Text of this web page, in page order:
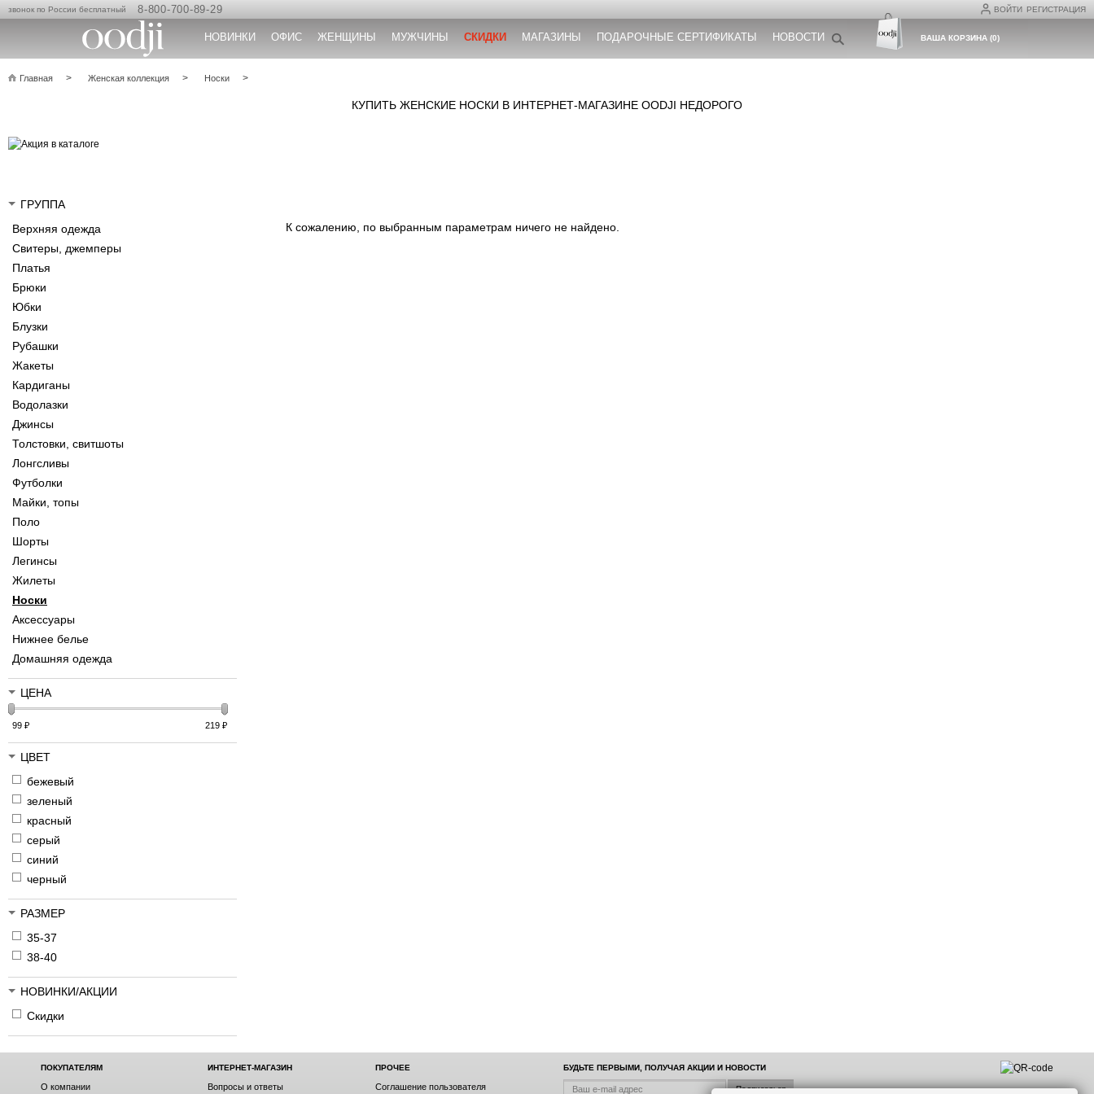
ВОЙТИ РЕГИСТРАЦИЯ
звонок по России бесплатный 8-800-700-89-29
НОВИНКИ ОФИС ЖЕНЩИНЫ МУЖЧИНЫ СКИДКИ МАГАЗИНЫ ПОДАРОЧНЫЕ СЕРТИФИКАТЫ НОВОСТИ ВАША КОРЗИНА(0)
Главная Женская коллекция Носки
КУПИТЬ ЖЕНСКИЕ НОСКИ В ИНТЕРНЕТ-МАГАЗИНЕ OODJI НЕДОРОГО
ГРУППА
Верхняя одежда
Свитеры, джемперы
Платья
Брюки
Юбки
Блузки
Рубашки
Жакеты
Кардиганы
Водолазки
Джинсы
Толстовки, свитшоты
Лонгсливы
Футболки
Майки, топы
Поло
Шорты
Легинсы
Жилеты
Носки
Аксессуары
Нижнее белье
Домашняя одежда
ЦЕНА
99 ₽ 219₽
ЦВЕТ
бежевый
зеленый
красный
серый
синий
черный
РАЗМЕР
35-37
38-40
НОВИНКИ/АКЦИИ
Скидки
К сожалению, по выбранным параметрам ничего не найдено.
ПОКУПАТЕЛЯМ
О компании
ИНТЕРНЕТ-МАГАЗИН
Вопросы и ответы
ПРОЧЕЕ
Соглашение пользователя
БУДЬТЕ ПЕРВЫМИ, ПОЛУЧАЯ АКЦИИ И НОВОСТИ